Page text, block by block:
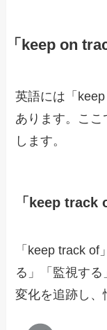
「keep on
英語には「
あります。ここ
します。
「keep track
「keep track
る」「監視す
変化を追跡し、